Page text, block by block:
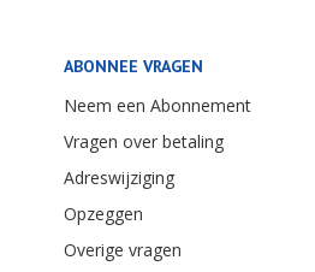
ABONNEE VRAGEN
Neem een Abonnement
Vragen over betaling
Adreswijziging
Opzeggen
Overige vragen